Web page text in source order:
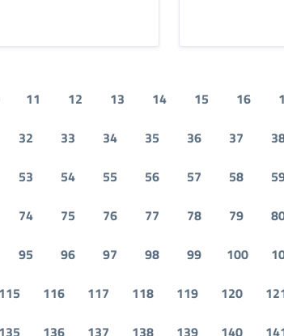
11 12 13 14 15 16
32 33 34 35 36 37
53 54 55 56 57 58
74 75 76 77 78 79
95 96 97 98 99 100
115 116 117 118 119 120
135 136 137 138 139 140